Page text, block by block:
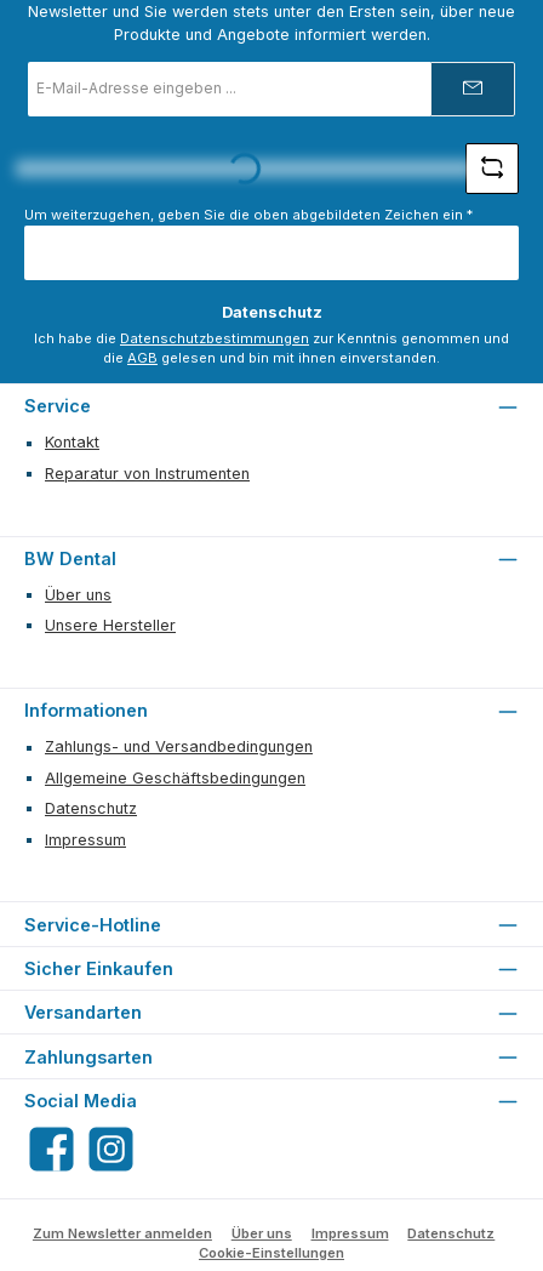
Newsletter und Sie werden stets unter den Ersten sein, über neue
Produkte und Angebote informiert werden.
Mail-
Adresse
Loading...
Um weiterzugehen, geben Sie die oben abgebildeten Zeichen ein *
Datenschutz
Ich habe die Datenschutzbestimmungen zur Kenntnis genommen und
die AGB gelesen und bin mit ihnen einverstanden.
Service
Kontakt
Reparatur von Instrumenten
BW Dental
Über uns
Unsere Hersteller
Informationen
Zahlungs- und Versandbedingungen
Allgemeine Geschäftsbedingungen
Datenschutz
Impressum
Service-Hotline
Sicher Einkaufen
Versandarten
Zahlungsarten
Social Media
FacebookInstagram
Zum Newsletter anmelden Über uns Impressum
Datenschutz
Cookie-Einstellungen